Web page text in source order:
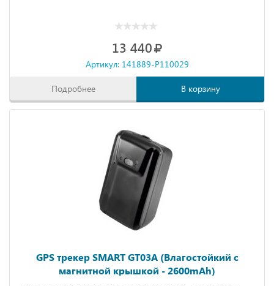
13 440
Артикул: 141889-P110029
Подробнее В корзину
GPS трекер SMART GT03A (Влагостойкий с
магнитной крышкой - 2600mAh)